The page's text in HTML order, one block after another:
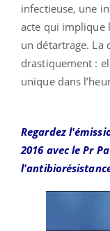
infectieuse, une
acte qui implique
un détartrage. La
drastiquement :
unique dans
Regardez
2016 avec le Pr